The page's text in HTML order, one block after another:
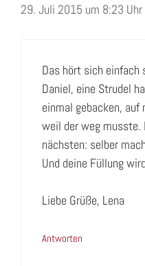
29. Juli 2015 um 8:23 Uhr
Das hört sich einfach
Daniel, eine Strudel
einmal gebacken,
weil der weg musste.
nächsten: selber
Und deine Füllung
Liebe Grüße, Lena
Antworten